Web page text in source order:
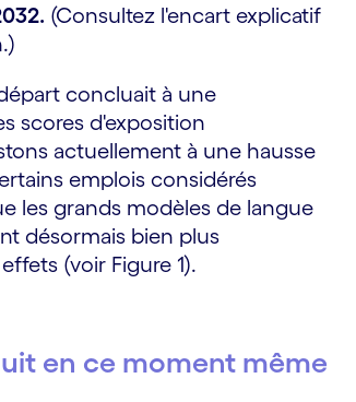
(Consultez l'encart explicatif
concluait à une
scores d'exposition
actuellement à une hausse
emplois considérés
les grands modèles de langue
désormais bien plus
(voir Figure 1).
en ce moment même